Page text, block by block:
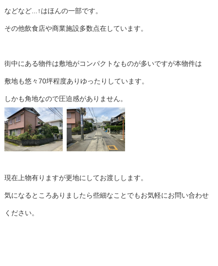
などなど...↑はほんの一部です。
その他飲食店や商業施設多数点在しています。
街中にある物件は敷地がコンパクトなものが多いですが本物件は
敷地も悠々70坪程度ありゆったりしています。
しかも角地なので圧迫感がありません。
現在上物有りますが更地にしてお渡しします。
気になるところありましたら些細なことでもお気軽にお問い合わせ
ください。